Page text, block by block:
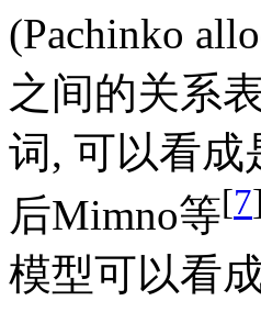
(Pachinko
之间的关系
词, 可以看成
后Mimno等[7]
模型可以看